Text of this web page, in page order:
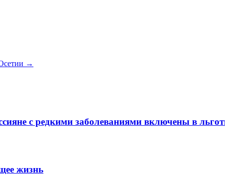
→
с редкими заболеваниями включены в
жизнь